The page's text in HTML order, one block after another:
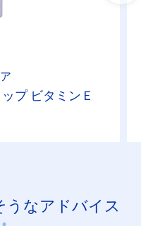
プ ビタミンＥ
うなアドバイス